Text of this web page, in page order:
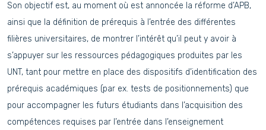
Son objectif est, au moment où est annoncée la réforme d’APB,
ainsi que la définition de prérequis à l’entrée des différentes
filières universitaires, de montrer l’intérêt qu’il peut y avoir à
s’appuyer sur les ressources pédagogiques produites par les
UNT, tant pour mettre en place des dispositifs d’identification des
prérequis académiques (par ex. tests de positionnements) que
pour accompagner les futurs étudiants dans l’acquisition des
compétences requises par l’entrée dans l’enseignement